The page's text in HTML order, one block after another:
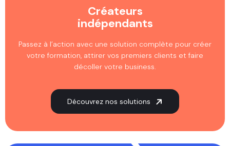
Créateurs
indépendants
Passez à l’action avec une solution complète pour créer
votre formation, attirer vos premiers clients et faire
décoller votre business.
Découvrez nos solutions